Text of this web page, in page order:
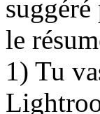
le
1) Tu